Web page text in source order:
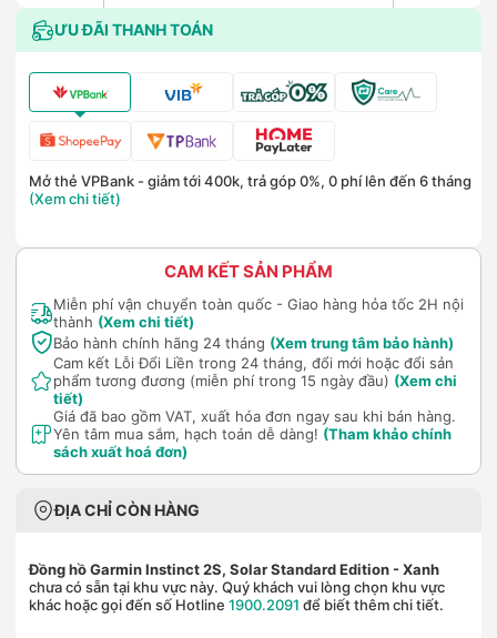
ƯU ĐÃI THANH TOÁN
Mở thẻ VPBank - giảm tới 400k, trả góp 0%, 0 phí lên đến 6 tháng
(Xem chi tiết)
CAM KẾT SẢN PHẨM
Miễn phí vận chuyển toàn quốc - Giao hàng hỏa tốc 2H nội
thành (Xem chi tiết)
Bảo hành chính hãng 24 tháng (Xem trung tâm bảo hành)
Cam kết Lỗi Đổi Liền trong 24 tháng, đổi mới hoặc đổi sản
phẩm tương đương (miễn phí trong 15 ngày đầu) (Xem chi
tiết)
Giá đã bao gồm VAT, xuất hóa đơn ngay sau khi bán hàng.
Yên tâm mua sắm, hạch toán dễ dàng! (Tham khảo chính
sách xuất hoá đơn)
ĐỊA CHỈ CÒN HÀNG
Đồng hồ Garmin Instinct 2S, Solar Standard Edition - Xanh
chưa có sẵn tại khu vực này. Quý khách vui lòng chọn khu vực
khác hoặc gọi đến số Hotline 1900.2091 để biết thêm chi tiết.